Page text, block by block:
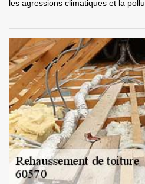
les agressions climatiques et la